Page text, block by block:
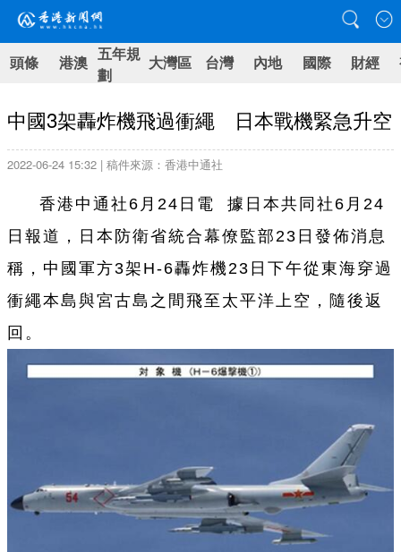
頭條 港澳 五年規
劃
大灣區 台灣 內地 國際 財經
中國3架轟炸機飛過衝繩 日本戰機緊急升空
2022-06-24 15:32 | 稿件來源：香港中通社
香港中通社6月24日電 據日本共同社6月24
日報道，日本防衛省統合幕僚監部23日發佈消息
稱，中國軍方3架H-6轟炸機23日下午從東海穿過
衝繩本島與宮古島之間飛至太平洋上空，隨後返
回。